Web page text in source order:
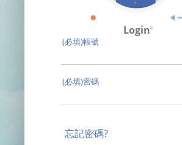
Login
(必填)帳號
(必填)密碼
忘記密碼?